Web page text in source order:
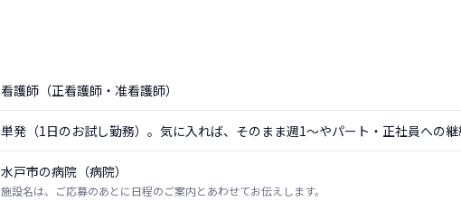
看護師（正看護師・准看護師）
単発（1日のお試し勤務）。気に入れば、そのまま週1〜やパート・正社員への継
水戸市の病院（病院）
施設名は、ご応募のあとに日程のご案内とあわせてお伝えします。